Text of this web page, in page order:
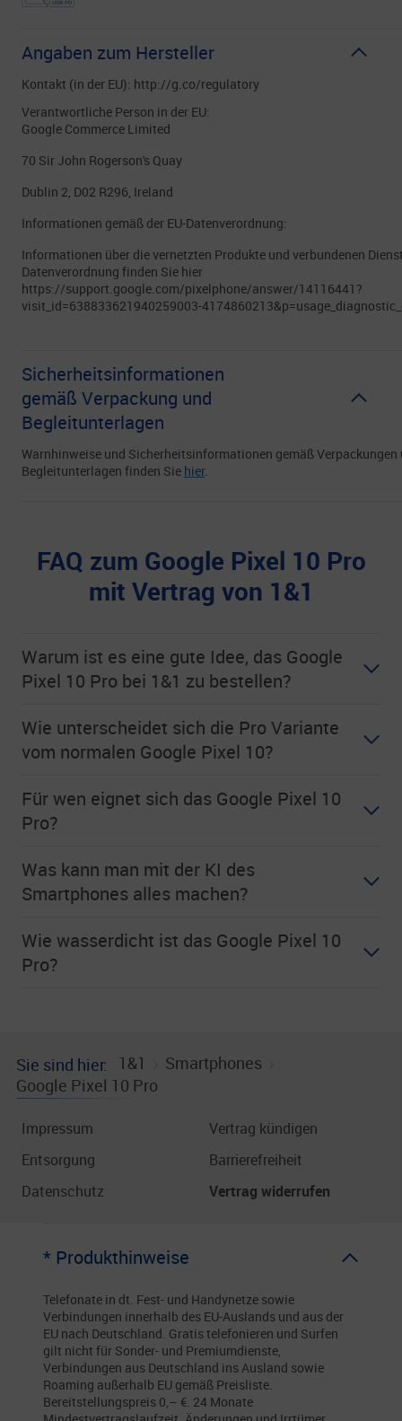
Angaben zum Hersteller
Kontakt (in der EU): http://g.co/regulatory
Verantwortliche Person in der EU:
Google Commerce Limited
70 Sir John Rogerson's Quay
Dublin 2, D02 R296, Ireland
Informationen gemäß der EU-Datenverordnung:
Informationen über die vernetzten Produkte und verbundenen
Datenverordnung finden Sie hier
https://support.google.com/pixelphone/answer/14116441?
visit_id=638833621940259003-
Sicherheitsinformationen
gemäß Verpackung und
Begleitunterlagen
Warnhinweise und Sicherheitsinformationen gemäß Verpackungen
Begleitunterlagen finden Sie hier.
FAQ zum Google Pixel 10 Pro
mit Vertrag von 1&1
Warum ist es eine gute Idee, das Google
Pixel 10 Pro bei 1&1 zu bestellen?
Wie unterscheidet sich die Pro Variante
vom normalen Google Pixel 10?
Für wen eignet sich das Google Pixel 10
Pro?
Was kann man mit der KI des
Smartphones alles machen?
Wie wasserdicht ist das Google Pixel 10
Pro?
Sie sind hier 1&1
Smartphones
Google Pixel 10 Pro
Impressum
Entsorgung
Datenschutz
Vertrag kündigen
Barrierefreiheit
Vertrag widerrufen